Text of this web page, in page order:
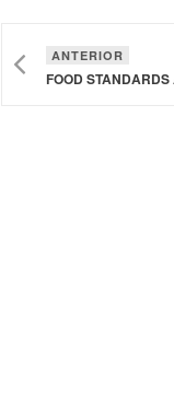
ANTERIOR